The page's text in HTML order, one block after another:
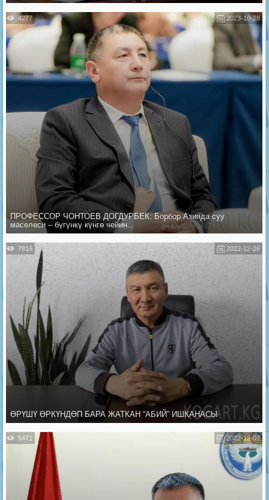
2023-10-28
4277
ПРОФЕССОР ЧОНТОЕВ ДОГДУРБЕК: Борбор Азияда суу
маселеси – бүгүнкү күнгө чейин...
2022-12-26
7816
ӨРҮШҮ ӨРКҮНДӨП БАРА ЖАТКАН “АБИЙ” ИШКАНАСЫ
2022-12-07
5471